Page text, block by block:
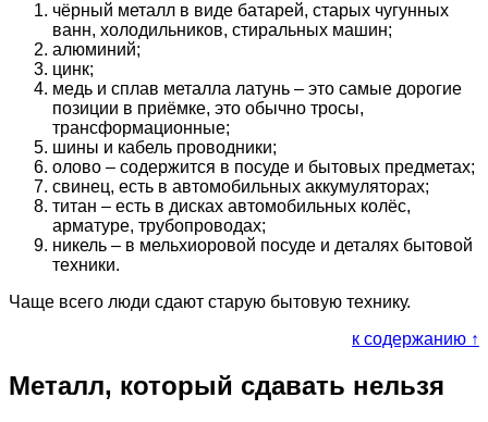
чёрный металл в виде батарей, старых чугунных
ванн, холодильников, стиральных машин;
алюминий;
цинк;
медь и сплав металла латунь – это самые дорогие
позиции в приёмке, это обычно тросы,
трансформационные;
шины и кабель проводники;
олово – содержится в посуде и бытовых предметах;
свинец, есть в автомобильных аккумуляторах;
титан – есть в дисках автомобильных колёс,
арматуре, трубопроводах;
никель – в мельхиоровой посуде и деталях бытовой
техники.
Чаще всего люди сдают старую бытовую технику.
к содержанию ↑
Металл, который сдавать нельзя